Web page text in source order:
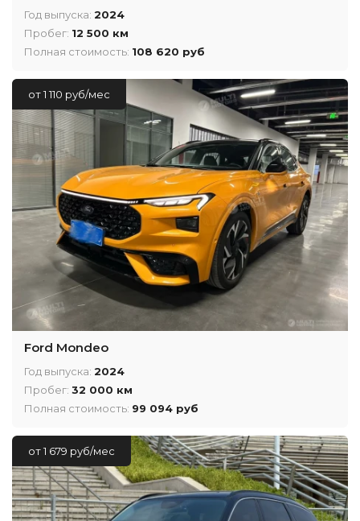
Год выпуска: 2024
Пробег: 12 500 км
Полная стоимость: 108 620 руб
от 1 110 руб/мес
Ford Mondeo
Год выпуска: 2024
Пробег: 32 000 км
Полная стоимость: 99 094 руб
от 1 679 руб/мес